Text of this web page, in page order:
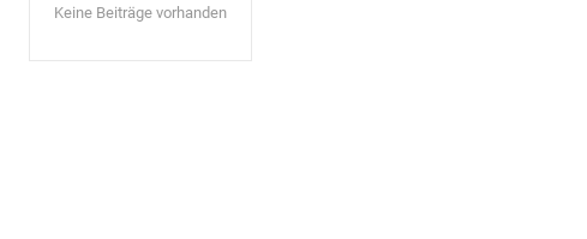
Keine Beiträge vorhanden